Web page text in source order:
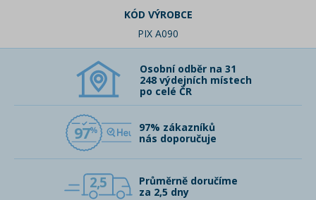
KÓD VÝROBCE
PIX A090
Osobní odběr na 31
248 výdejních místech
po celé ČR
97
97% zákazníků
nás doporučuje
2,5
Průměrně doručíme
za 2,5 dny